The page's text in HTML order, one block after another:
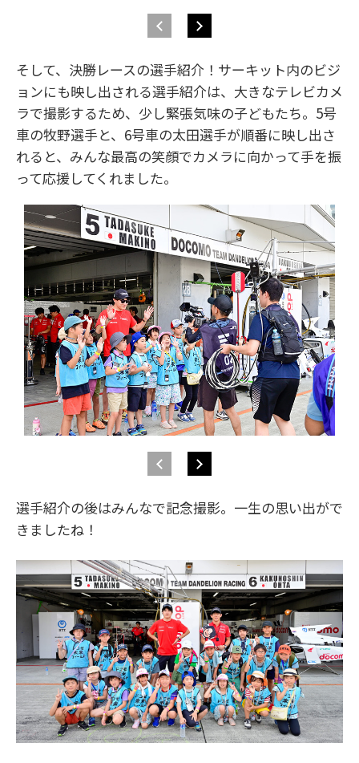
そして、決勝レースの選手紹介！サーキット内のビジ
ョンにも映し出される選手紹介は、大きなテレビカメ
ラで撮影するため、少し緊張気味の子どもたち。5号
車の牧野選手と、6号車の太田選手が順番に映し出さ
れると、みんな最高の笑顔でカメラに向かって手を振
って応援してくれました。
選手紹介の後はみんなで記念撮影。一生の思い出がで
きましたね！